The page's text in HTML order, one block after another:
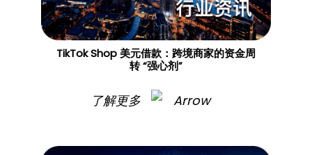
TikTok Shop 美元借款：跨境商家的资金周
转 “强心剂”
了解更多